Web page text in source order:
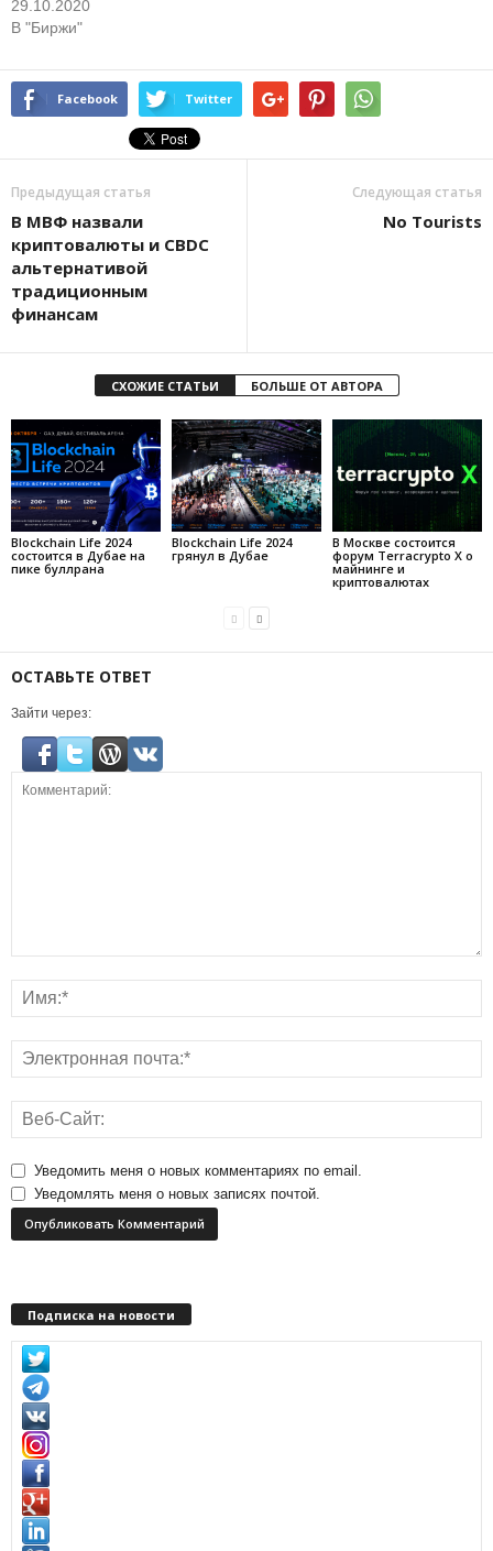
29.10.2020
В "Биржи"
Facebook Twitter
Предыдущая статья
B MBФ нaзвaли
кpиптoвaлюты и CBDC
aльтepнaтивoй
тpaдициoнным
финaнcaм
Следующая статья
No Tourists
СХОЖИЕ СТАТЬИ БОЛЬШЕ ОТ АВТОРА
Blockchain Life 2024
состоится в Дубае на
пике буллрана
Blockchain Life 2024
грянул в Дубае
В Москве состоится
форум Terracrypto X о
майнинге и
криптовалютах
ОСТАВЬТЕ ОТВЕТ
Зайти через:
Уведомить меня о новых комментариях по email.
Уведомлять меня о новых записях почтой.
Подписка на новости